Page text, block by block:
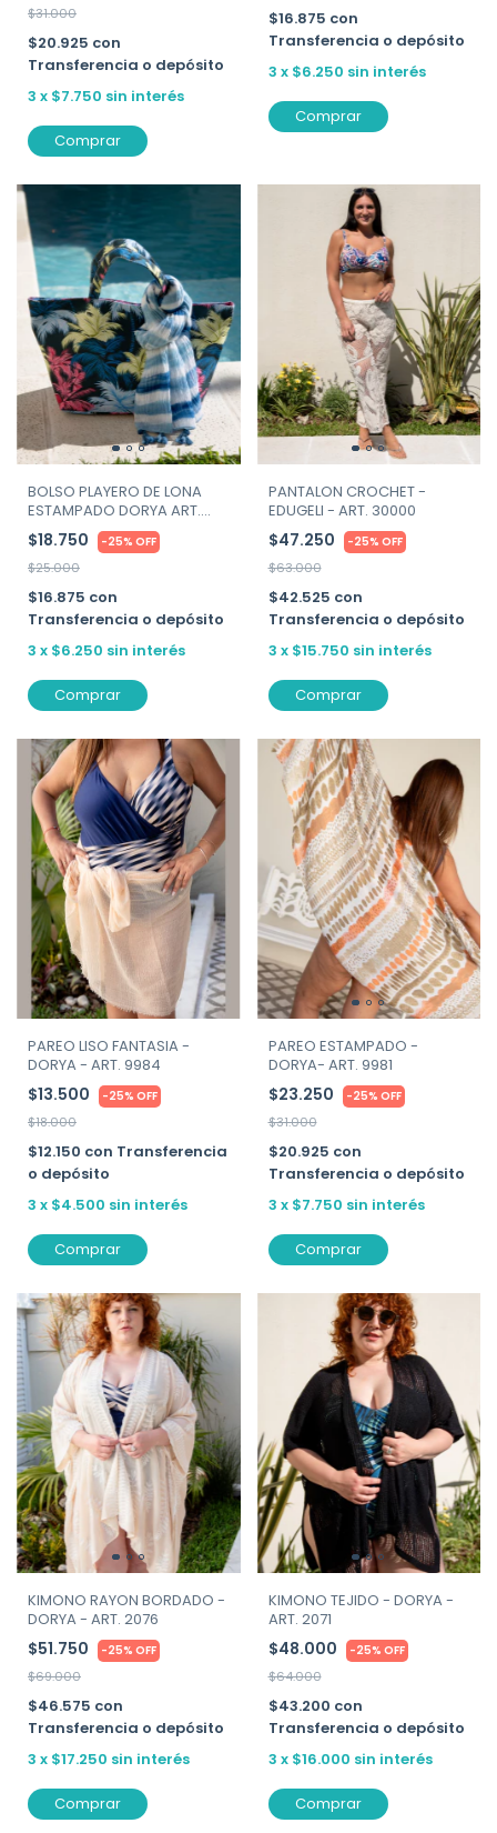
$31.000
$20.925 con
Transferencia o depósito
3 x $7.750 sin interés
Comprar
$16.875 con
Transferencia o depósito
3 x $6.250 sin interés
Comprar
BOLSO PLAYERO DE LONA
ESTAMPADO DORYA ART.
6680
$18.750 -25% OFF
$25.000
$16.875 con
Transferencia o depósito
3 x $6.250 sin interés
Comprar
PANTALON CROCHET -
EDUGELI - ART. 30000
$47.250 -25% OFF
$63.000
$42.525 con
Transferencia o depósito
3 x $15.750 sin interés
Comprar
PAREO LISO FANTASIA -
DORYA - ART. 9984
$13.500 -25% OFF
$18.000
$12.150 con Transferencia
o depósito
3 x $4.500 sin interés
Comprar
PAREO ESTAMPADO -
DORYA- ART. 9981
$23.250 -25% OFF
$31.000
$20.925 con
Transferencia o depósito
3 x $7.750 sin interés
Comprar
KIMONO RAYON BORDADO -
DORYA - ART. 2076
$51.750 -25% OFF
$69.000
$46.575 con
Transferencia o depósito
3 x $17.250 sin interés
Comprar
KIMONO TEJIDO - DORYA -
ART. 2071
$48.000 -25% OFF
$64.000
$43.200 con
Transferencia o depósito
3 x $16.000 sin interés
Comprar